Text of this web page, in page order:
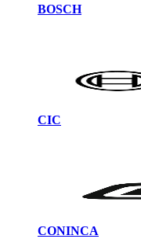
BOSCH
CIC
CONINCA